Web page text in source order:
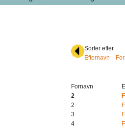
Sorter efter
Efternavn
Fornavn
2
2
3
4